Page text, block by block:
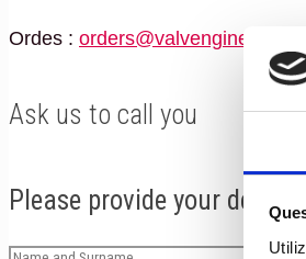
Ordes :
Ask us to call you
Please provide your